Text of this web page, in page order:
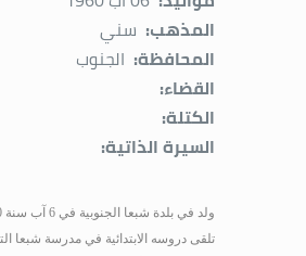
المذهب: سني
المحافظة: الجنوب
القضاء:
الكتلة:
السيرة الذاتية:
ولد في بلدة شبعا الجنوبية في 6 آب سنة 1960
تلقى دروسه الابتدائية في مدرسة شبعا